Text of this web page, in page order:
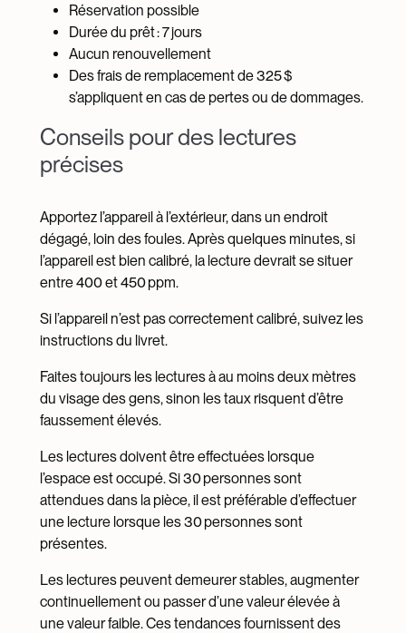
Réservation possible
Durée du prêt : 7 jours
Aucun renouvellement
Des frais de remplacement de 325 $
s’appliquent en cas de pertes ou de dommages.
Conseils pour des lectures
précises
Apportez l’appareil à l’extérieur, dans un endroit
dégagé, loin des foules. Après quelques minutes, si
l’appareil est bien calibré, la lecture devrait se situer
entre 400 et 450 ppm.
Si l’appareil n’est pas correctement calibré, suivez les
instructions du livret.
Faites toujours les lectures à au moins deux mètres
du visage des gens, sinon les taux risquent d’être
faussement élevés.
Les lectures doivent être effectuées lorsque
l’espace est occupé. Si 30 personnes sont
attendues dans la pièce, il est préférable d’effectuer
une lecture lorsque les 30 personnes sont
présentes.
Les lectures peuvent demeurer stables, augmenter
continuellement ou passer d’une valeur élevée à
une valeur faible. Ces tendances fournissent des